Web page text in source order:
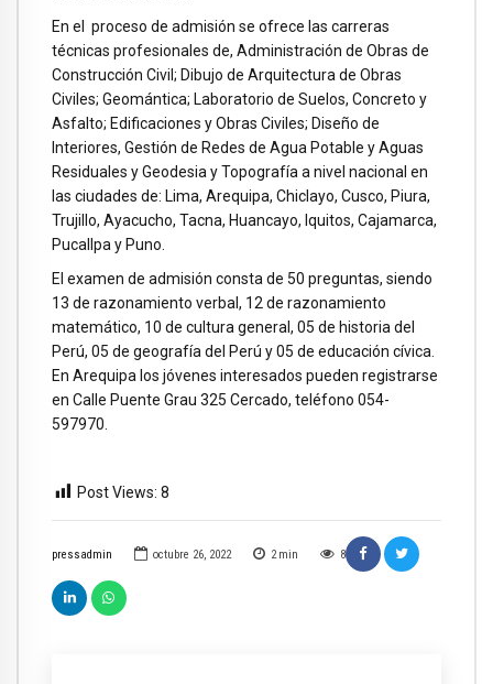
pressadmin octubre 26, 2022 2 min 8
En el proceso de admisión se ofrece las carreras
técnicas profesionales de, Administración de Obras de
Construcción Civil; Dibujo de Arquitectura de Obras
Civiles; Geomántica; Laboratorio de Suelos, Concreto y
Asfalto; Edificaciones y Obras Civiles; Diseño de
Interiores, Gestión de Redes de Agua Potable y Aguas
Residuales y Geodesia y Topografía a nivel nacional en
las ciudades de: Lima, Arequipa, Chiclayo, Cusco, Piura,
Trujillo, Ayacucho, Tacna, Huancayo, Iquitos, Cajamarca,
Pucallpa y Puno.
El examen de admisión consta de 50 preguntas, siendo
13 de razonamiento verbal, 12 de razonamiento
matemático, 10 de cultura general, 05 de historia del
Perú, 05 de geografía del Perú y 05 de educación cívica.
En Arequipa los jóvenes interesados pueden registrarse
en Calle Puente Grau 325 Cercado, teléfono 054-
597970.
Post Views: 8